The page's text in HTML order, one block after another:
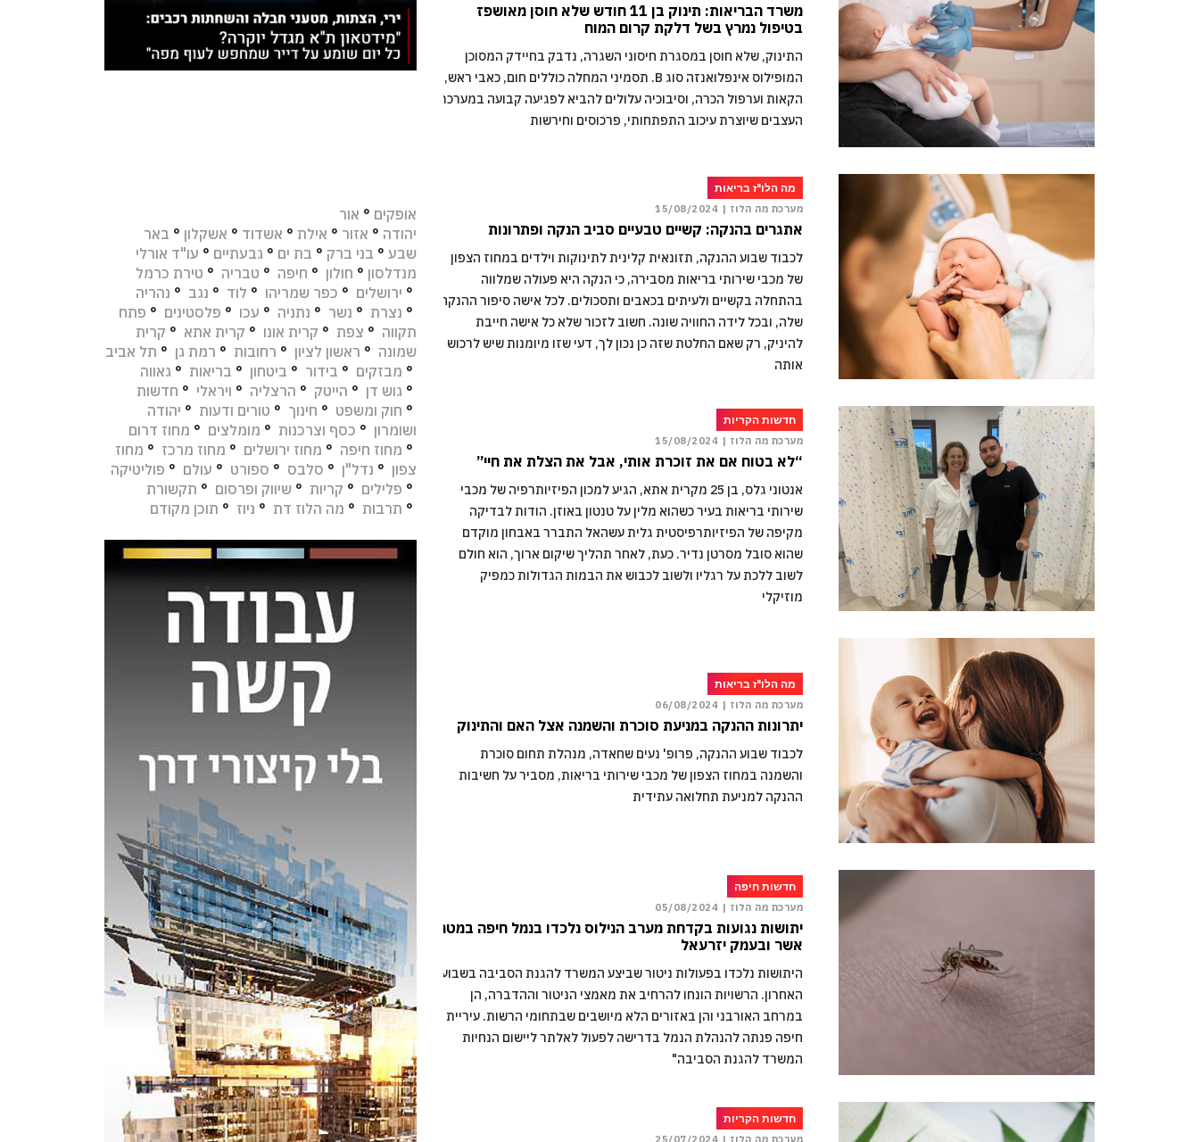
משרד הבריאות: תינוק בן 11 חודש שלא חוסן מאושפז
בטיפול נמרץ בשל דלקת קרום המוח
התינוק, שלא חוסן במסגרת חיסוני השגרה, נדבק בחיידק המסוכן
המופילוס אינפלואנזה סוג B. תסמיני המחלה כוללים חום, כאבי ראש,
הקאות וערפול הכרה, וסיבוכיה עלולים להביא לפגיעה קבועה במערכת
העצבים שיוצרת עיכוב התפתחותי, פרכוסים וחירשות
מה הלו"ז בריאות
מערכת מה הלוז | 15/08/2024
אתגרים בהנקה: קשיים טבעיים סביב הנקה ופתרונות
לכבוד שבוע ההנקה, תזונאית קלינית לתינוקות וילדים במחוז הצפון
של מכבי שירותי בריאות מסבירה, כי הנקה היא פעולה שמלווה
בהתחלה בקשיים ולעיתים בכאבים ותסכולים. לכל אישה סיפור ההנקה
שלה, ובכל לידה החוויה שונה. חשוב לזכור שלא כל אישה חייבת
להיניק, רק שאם החלטת שזה כן נכון לך, דעי שזו מיומנות שיש לרכוש
אותה
חדשות הקריות
מערכת מה הלוז | 15/08/2024
“לא בטוח אם את זוכרת אותי, אבל את הצלת את חיי”
אנטוני גלס, בן 25 מקרית אתא, הגיע למכון הפיזיותרפיה של מכבי
שירותי בריאות בעיר כשהוא מלין על טנטון באוזן. הודות לבדיקה
מקיפה של הפיזיותרפיסטית גלית עשהאל התברר באבחון מוקדם
שהוא סובל מסרטן נדיר. כעת, לאחר תהליך שיקום ארוך, הוא חולם
לשוב ללכת על רגליו ולשוב לכבוש את הבמות הגדולות כמפיק
מוזיקלי
מה הלו"ז בריאות
מערכת מה הלוז | 06/08/2024
יתרונות ההנקה במניעת סוכרת והשמנה אצל האם והתינוק
לכבוד שבוע ההנקה, פרופ' נעים שחאדה, מנהלת תחום סוכרת
והשמנה במחוז הצפון של מכבי שירותי בריאות, מסביר על חשיבות
ההנקה למניעת תחלואה עתידית
חדשות חיפה
מערכת מה הלוז | 05/08/2024
יתושות נגועות בקדחת מערב הנילוס נלכדו בנמל חיפה במטה
אשר ובעמק יזרעאל
היתושות נלכדו בפעולות ניטור שביצע המשרד להגנת הסביבה בשבוע
האחרון. הרשויות הונחו להרחיב את מאמצי הניטור וההדברה, הן
במרחב האורבני והן באזורים הלא מיושבים שבתחומי הרשות. עיריית
חיפה פנתה להנהלת הנמל בדרישה לפעול לאלתר ליישום הנחיות
המשרד להגנת הסביבה"
חדשות הקריות
מערכת מה הלוז | 25/07/2024
אופקים ° אור
יהודה ° אזור ° אילת ° אשדוד ° אשקלון ° באר
שבע ° בני ברק ° בת ים ° גבעתיים ° עו"ד אורלי
מנדלסון ° חולון ° חיפה ° טבריה ° טירת כרמל
° ירושלים ° כפר שמריהו ° לוד ° נגב ° נהריה
° נצרת ° נשר ° נתניה ° עכו ° פלסטינים ° פתח
תקווה ° צפת ° קרית אונו ° קרית אתא ° קרית
שמונה ° ראשון לציון ° רחובות ° רמת גן ° תל אביב
° מבזקים ° בידור ° ביטחון ° בריאות ° גאווה
° גוש דן ° הייטק ° הרצליה ° ויראלי ° חדשות
° חוק ומשפט ° חינוך ° טורים ודעות ° יהודה
ושומרון ° כסף וצרכנות ° מומלצים ° מחוז דרום
° מחוז חיפה ° מחוז ירושלים ° מחוז מרכז ° מחוז
צפון ° נדל"ן ° סלבס ° ספורט ° עולם ° פוליטיקה
° פלילים ° קריות ° שיווק ופרסום ° תקשורת
° תרבות ° מה הלוז דת ° ניוז ° תוכן מקודם